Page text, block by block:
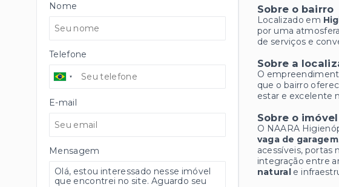
Sobre o bairro
Localizado em
por uma
de serviços e
Sobre a
O
que o bairro
estar e excelente
Sobre o imóvel
O NAARA
vaga de garagem
acessíveis, portas
integração entre
naturale
Nome
Telefone
E-mail
Mensagem